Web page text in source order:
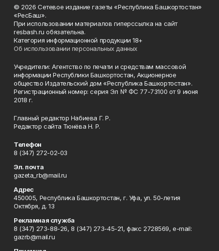
© 2026 Сетевое издание газеты «Республика Башкортостан»
«РесБаш».
При использовании материалов гиперссылка на сайт
resbash.ru обязательна.
Категория информационной продукции 18+
Об использовании персональных данных
Учредители: Агентство по печати и средствам массовой
информации Республики Башкортостан, Акционерное
общество Издательский дом «Республика Башкортостан».
Регистрационный номер: серия Эл № ФС 77-73100 от 9 июня
2018 г.
Главный редактор Набиева Г. Р.
Редактор сайта Тюнёва Н. Р.
Телефон
8 (347) 272-02-03
Эл. почта
gazeta_rb@mail.ru
Адрес
450005, Республика Башкортостан, г. Уфа, ул. 50-летия
Октября, д. 13
Рекламная служба
8 (347) 273-88-26, 8 (347) 273-45-21, факс 2728569, e-mail:
gazrb@mail.ru